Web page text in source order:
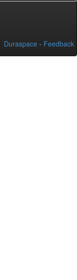
Duraspace - Feedback